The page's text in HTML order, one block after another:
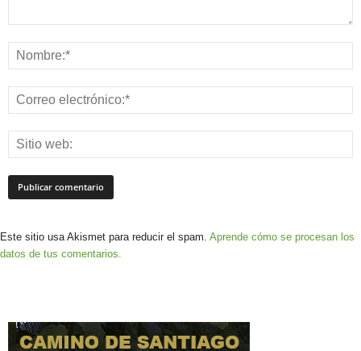
Este sitio usa Akismet para reducir el spam. Aprende cómo se procesan los
datos de tus comentarios.